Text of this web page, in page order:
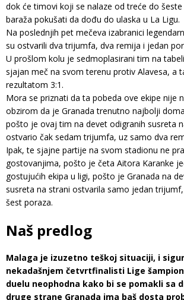
dok će timovi koji se nalaze od treće do
baraža pokušati da dođu do ulaska u La Ligu.
Na poslednjih pet mečeva izabranici
su ostvarili dva trijumfa, dva remija i jedan
U prošlom kolu je sedmoplasirani tim na
sjajan meč na svom terenu protiv Alavesa, a
rezultatom 3:1.
Mora se priznati da ta pobeda ove ekipe nije
obzirom da je Granada trenutno najbolji
pošto je ovaj tim na devet odigranih susreta
ostvario čak sedam trijumfa, uz samo dva
Ipak, te sjajne partije na svom stadionu ne
gostovanjima, pošto je četa Aitora Karanke
gostujućih ekipa u ligi, pošto je Granada na
susreta na strani ostvarila samo jedan
šest poraza.
Naš predlog
Malaga je izuzetno teškoj situaciji, i
nekadašnjem četvrtfinalisti Lige
duelu neophodna kako bi se pomakli sa
druge strane Granada ima baš dosta